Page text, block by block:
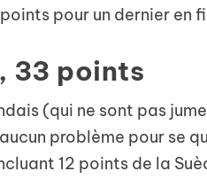
pour un dernier en
33 points
(qui ne sont pas
aucun problème pour se
12 points de la